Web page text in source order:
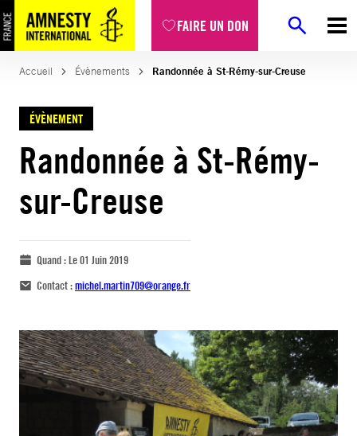
FAIRE UN DON
Accueil Évènements Randonnée à St-Rémy-sur-Creuse
ÉVÈNEMENT
Randonnée à St-Rémy-
sur-Creuse
Quand :Le 01 Juin 2019
Contact :michel.martin709@orange.fr